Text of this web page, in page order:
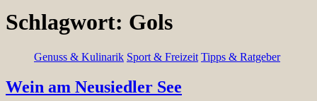
Schlagwort: Gols
Genuss & Kulinarik Sport & Freizeit Tipps & Ratgeber
Wein am Neusiedler See